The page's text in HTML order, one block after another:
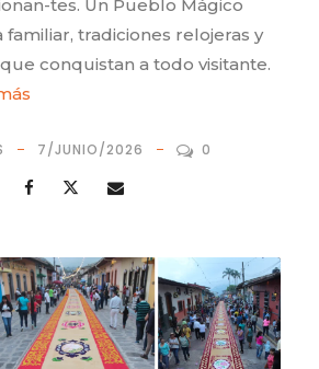
tes. Un Pueblo Mágico
tradiciones relojeras y
conquistan a todo visitante.
7/JUNIO/2026 0